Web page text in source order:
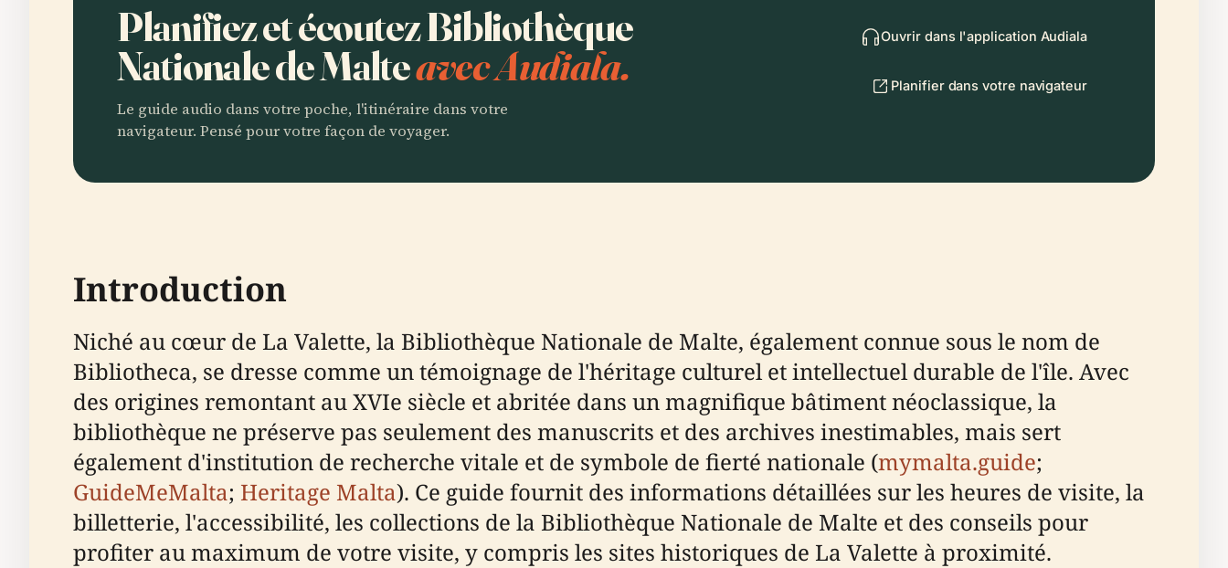
Planifiez et écoutez Bibliothèque
Nationale de Malteavec Audiala.
Le guide audio dans votre poche, l'itinéraire dans votre
navigateur. Pensé pour votre façon de voyager.
Ouvrir dans l'application Audiala
Planifier dans votre navigateur
Introduction
Niché au cœur de La Valette, la Bibliothèque Nationale de Malte, également connue sous le nom de
Bibliotheca, se dresse comme un témoignage de l'héritage culturel et intellectuel durable de l'île. Avec
des origines remontant au XVIe siècle et abritée dans un magnifique bâtiment néoclassique, la
bibliothèque ne préserve pas seulement des manuscrits et des archives inestimables, mais sert
également d'institution de recherche vitale et de symbole de fierté nationale (mymalta.guide;
GuideMeMalta; Heritage Malta). Ce guide fournit des informations détaillées sur les heures de visite, la
billetterie, l'accessibilité, les collections de la Bibliothèque Nationale de Malte et des conseils pour
profiter au maximum de votre visite, y compris les sites historiques de La Valette à proximité.